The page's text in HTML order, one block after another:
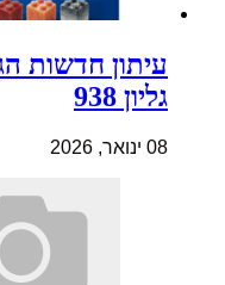
עיתון חדשות
גליון 938
08 ינואר, 2026